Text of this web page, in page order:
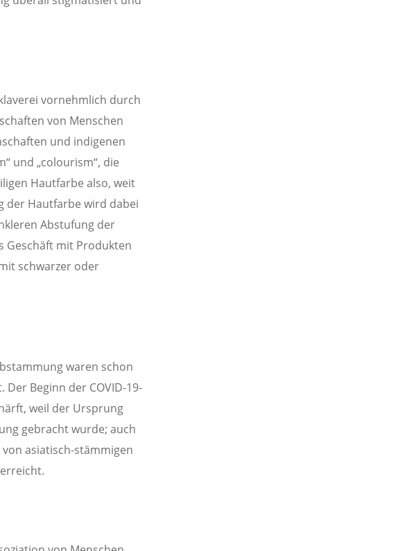
vornehmlich durch
von Menschen
und indigenen
und „colourism“, die
Hautfarbe also, weit
der Hautfarbe wird dabei
Abstufung der
Geschäft mit Produkten
schwarzer oder
waren schon
Beginn der COVID-19-
weil der Ursprung
gebracht wurde; auch
asiatisch-stämmigen